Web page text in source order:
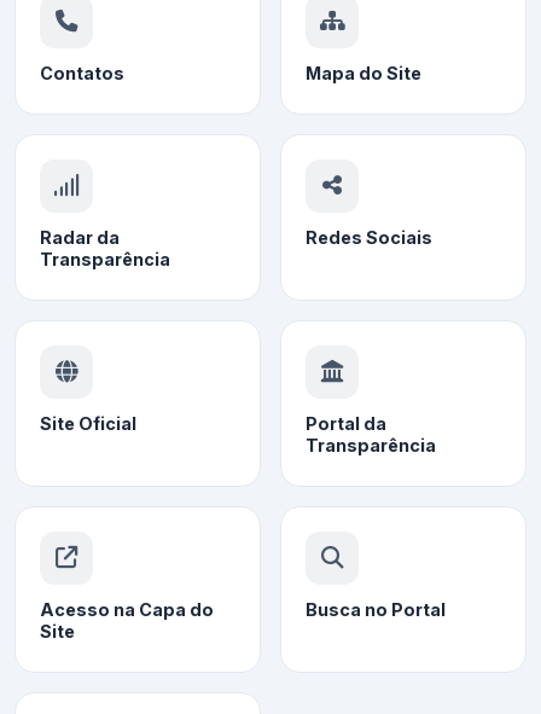
Contatos Mapa do Site
Radar da
Transparência
Redes Sociais
Site Oficial
Portal da
Transparência
Acesso na Capa do
Site
Busca no Portal